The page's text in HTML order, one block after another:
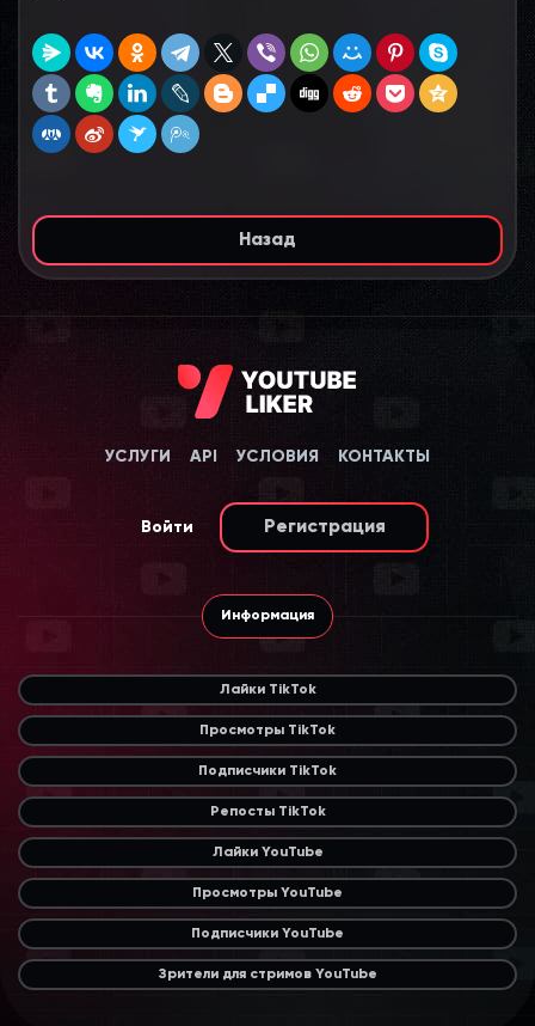
Назад
УСЛУГИ API УСЛОВИЯ КОНТАКТЫ
Войти Регистрация
Информация
Лайки TikTok
Просмотры TikTok
Подписчики TikTok
Репосты TikTok
Лайки YouTube
Просмотры YouTube
Подписчики YouTube
Зрители для стримов YouTube